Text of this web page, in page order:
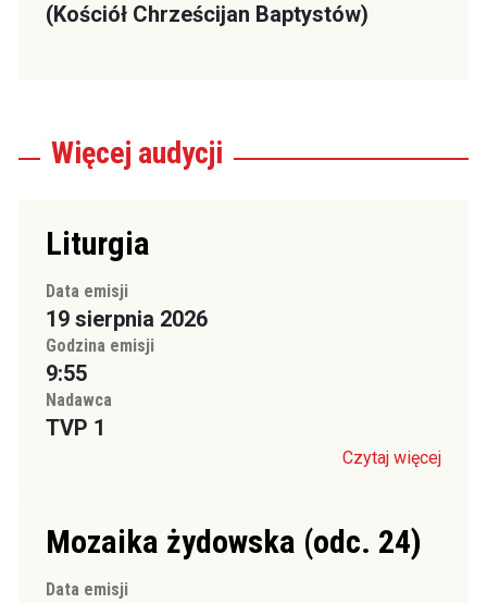
(Kościół Chrześcijan Baptystów)
Więcej audycji
Liturgia
Data emisji
19 sierpnia 2026
Godzina emisji
9:55
Nadawca
TVP 1
Czytaj więcej
Mozaika żydowska (odc. 24)
Data emisji